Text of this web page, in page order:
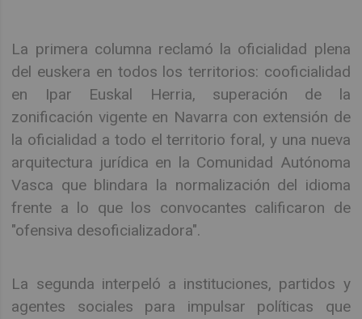
La primera columna reclamó la oficialidad plena
del euskera en todos los territorios: cooficialidad
en Ipar Euskal Herria, superación de la
zonificación vigente en Navarra con extensión de
la oficialidad a todo el territorio foral, y una nueva
arquitectura jurídica en la Comunidad Autónoma
Vasca que blindara la normalización del idioma
frente a lo que los convocantes calificaron de
"ofensiva desoficializadora".
La segunda interpeló a instituciones, partidos y
agentes sociales para impulsar políticas que